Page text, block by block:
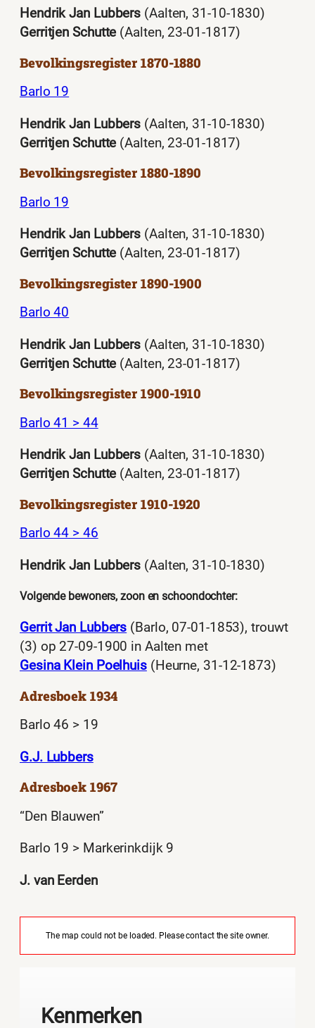
Hendrik Jan Lubbers (Aalten, 31-10-1830)
Gerritjen Schutte(Aalten, 23-01-1817)
Bevolkingsregister 1870-1880
Barlo 19
Hendrik Jan Lubbers (Aalten, 31-10-1830)
Gerritjen Schutte(Aalten, 23-01-1817)
Bevolkingsregister 1880-1890
Barlo 19
Hendrik Jan Lubbers (Aalten, 31-10-1830)
Gerritjen Schutte(Aalten, 23-01-1817)
Bevolkingsregister 1890-1900
Barlo 40
Hendrik Jan Lubbers (Aalten, 31-10-1830)
Gerritjen Schutte(Aalten, 23-01-1817)
Bevolkingsregister 1900-1910
Barlo 41 > 44
Hendrik Jan Lubbers (Aalten, 31-10-1830)
Gerritjen Schutte(Aalten, 23-01-1817)
Bevolkingsregister 1910-1920
Barlo 44 > 46
Hendrik Jan Lubbers (Aalten, 31-10-1830)
Volgende bewoners, zoon en schoondochter:
Gerrit Jan Lubbers (Barlo, 07-01-1853), trouwt
(3) op 27-09-1900 in Aalten met
Gesina Klein Poelhuis(Heurne, 31-12-1873)
Adresboek 1934
Barlo 46 > 19
G.J. Lubbers
Adresboek 1967
“Den Blauwen”
Barlo 19 > Markerinkdijk 9
J. van Eerden
The map could not be loaded. Please contact the site owner.
Kenmerken